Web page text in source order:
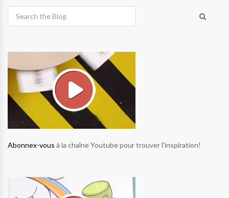
Abonnex-vous à la chaîne Youtube pour trouver l'inspiration!